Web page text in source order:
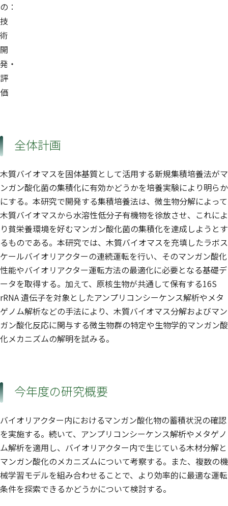
の：
技
術
開
発・
評
価
全体計画
木質バイオマスを固体基質として活用する新規集積培養法がマ
ンガン酸化菌の集積化に有効かどうかを培養実験により明らか
にする。本研究で開発する集積培養法は、微生物分解によって
木質バイオマスから水溶性低分子有機物を徐放させ、これによ
り貧栄養環境を好むマンガン酸化菌の集積化を達成しようとす
るものである。本研究では、木質バイオマスを充填したラボス
ケールバイオリアクターの連続運転を行い、そのマンガン酸化
性能やバイオリアクター運転方法の最適化に必要となる基礎デ
ータを取得する。加えて、原核生物が共通して保有する16S
rRNA 遺伝子を対象としたアンプリコンシーケンス解析やメタ
ゲノム解析などの手法により、木質バイオマス分解およびマン
ガン酸化反応に関与する微生物群の特定や生物学的マンガン酸
化メカニズムの解明を試みる。
今年度の研究概要
バイオリアクター内におけるマンガン酸化物の蓄積状況の確認
を実施する。続いて、アンプリコンシーケンス解析やメタゲノ
ム解析を適用し、バイオリアクター内で生じている木材分解と
マンガン酸化のメカニズムについて考察する。また、複数の機
械学習モデルを組み合わせることで、より効率的に最適な運転
条件を探索できるかどうかについて検討する。